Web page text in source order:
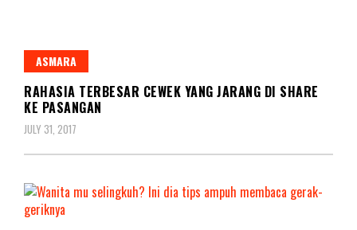
ASMARA
RAHASIA TERBESAR CEWEK YANG JARANG DI SHARE
KE PASANGAN
JULY 31, 2017